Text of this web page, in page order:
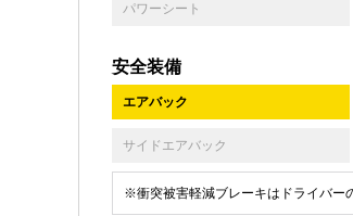
パワーシート
安全装備
エアバック
サイドエアバック
※衝突被害軽減ブレーキはドライバー